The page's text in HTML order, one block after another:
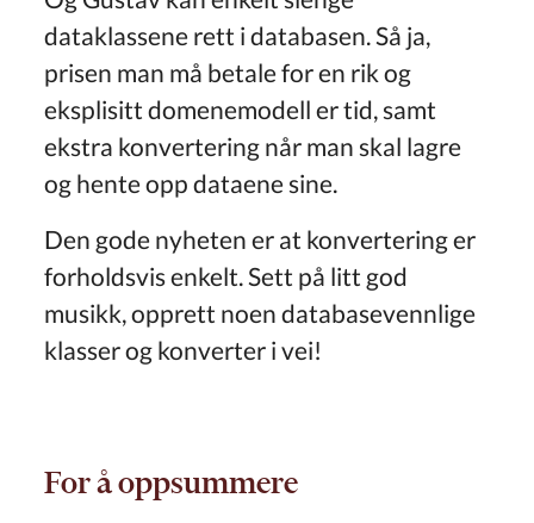
dataklassene rett i databasen. Så ja,
prisen man må betale for en rik og
eksplisitt domenemodell er tid, samt
ekstra konvertering når man skal lagre
og hente opp dataene sine.
Den gode nyheten er at konvertering er
forholdsvis enkelt. Sett på litt god
musikk, opprett noen databasevennlige
klasser og konverter i vei!
For å oppsummere